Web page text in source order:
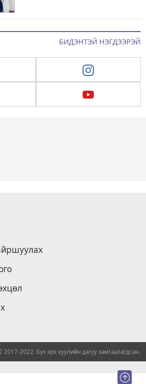
БИДЭНТЭЙ НЭГДЭЭРЭЙ
2017-2022. Бүх эрх хуулийн дагуу хамгаалагдсан.